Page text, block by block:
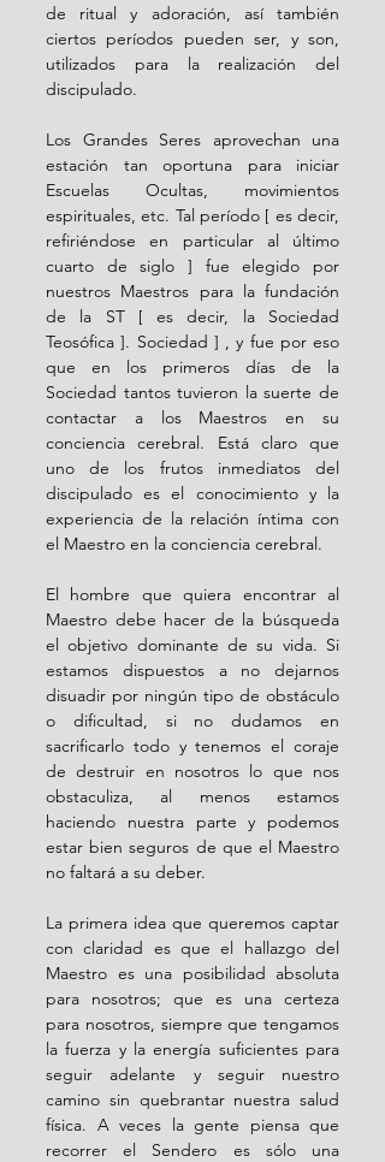
de ritual y adoración, así también
ciertos períodos pueden ser, y son,
utilizados para la realización del
discipulado.
Los Grandes Seres aprovechan una
estación tan oportuna para iniciar
Escuelas Ocultas, movimientos
espirituales, etc. Tal período [ es decir,
refiriéndose en particular al último
cuarto de siglo ] fue elegido por
nuestros Maestros para la fundación
de la ST [ es decir, la Sociedad
Teosófica ]. Sociedad ] , y fue por eso
que en los primeros días de la
Sociedad tantos tuvieron la suerte de
contactar a los Maestros en su
conciencia cerebral. Está claro que
uno de los frutos inmediatos del
discipulado es el conocimiento y la
experiencia de la relación íntima con
el Maestro en la conciencia cerebral.
El hombre que quiera encontrar al
Maestro debe hacer de la búsqueda
el objetivo dominante de su vida. Si
estamos dispuestos a no dejarnos
disuadir por ningún tipo de obstáculo
o dificultad, si no dudamos en
sacrificarlo todo y tenemos el coraje
de destruir en nosotros lo que nos
obstaculiza, al menos estamos
haciendo nuestra parte y podemos
estar bien seguros de que el Maestro
no faltará a su deber.
La primera idea que queremos captar
con claridad es que el hallazgo del
Maestro es una posibilidad absoluta
para nosotros; que es una certeza
para nosotros, siempre que tengamos
la fuerza y ​​la energía suficientes para
seguir adelante y seguir nuestro
camino sin quebrantar nuestra salud
física. A veces la gente piensa que
recorrer el Sendero es sólo una